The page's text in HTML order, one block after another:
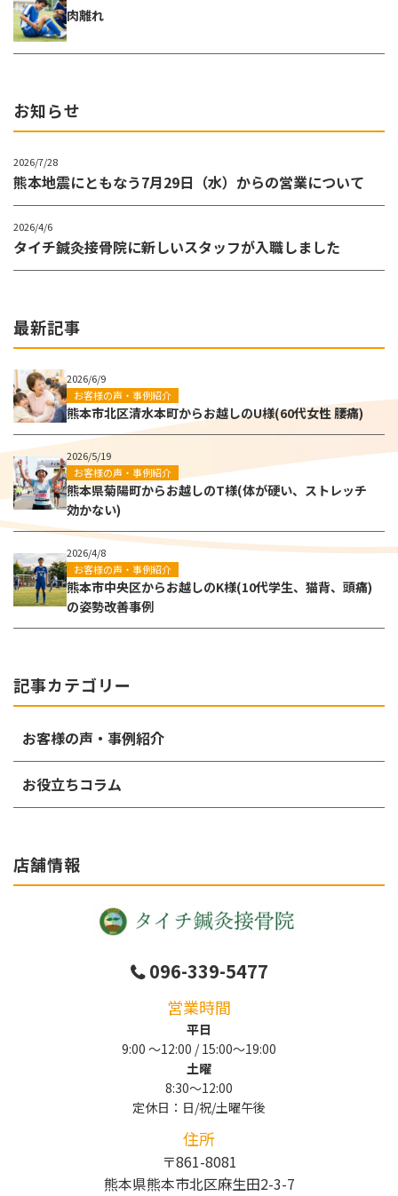
肉離れ
お知らせ
2026/7/28
熊本地震にともなう7月29日（水）からの営業について
2026/4/6
タイチ鍼灸接骨院に新しいスタッフが入職しました
最新記事
2026/6/9
お客様の声・事例紹介
熊本市北区清水本町からお越しのU様(60代女性 腰痛)
2026/5/19
お客様の声・事例紹介
熊本県菊陽町からお越しのT様(体が硬い、ストレッチ
効かない)
2026/4/8
お客様の声・事例紹介
熊本市中央区からお越しのK様(10代学生、猫背、頭痛)
の姿勢改善事例
記事カテゴリー
お客様の声・事例紹介
お役立ちコラム
店舗情報
096-339-5477
営業時間
平日
9:00 〜12:00 / 15:00～19:00
土曜
8:30～12:00
定休日：日/祝/土曜午後
住所
〒861-8081
熊本県熊本市北区麻生田2-3-7